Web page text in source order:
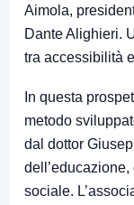
Aimola,
Dante Alighieri.
tra accessibilità
In questa
metodo
dal dottor
sociale.